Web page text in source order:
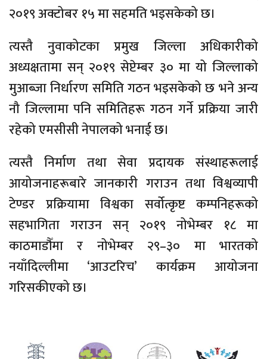
२०१९ अक्टोबर १५ मा सहमति भइसकेको छ।
त्यस्तै नुवाकोटका प्रमुख जिल्ला अधिकारीको
अध्यक्षतामा सन् २०१९ सेप्टेम्बर ३० मा यो जिल्लाको
मुआब्जा निर्धारण समिति गठन भइसकेको छ भने अन्य
नौ जिल्लामा पनि समितिहरू गठन गर्ने प्रक्रिया जारी
रहेको एमसीसी नेपालको भनाई छ।
त्यस्तै निर्माण तथा सेवा प्रदायक संस्थाहरूलाई
आयोजनाहरूबारे जानकारी गराउन तथा विश्वव्यापी
टेण्डर प्रक्रियामा विश्वका सर्वोत्कृष्ट कम्पनिहरूको
सहभागिता गराउन सन् २०१९ नोभेम्बर १८ मा
काठमाडौँमा र नोभेम्बर २९–३० मा भारतको
नयाँदिल्लीमा ‘आउटरिच’ कार्यक्रम आयोजना
गरिसकीएको छ।